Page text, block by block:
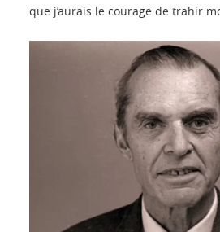
que j’aurais le courage de trahir